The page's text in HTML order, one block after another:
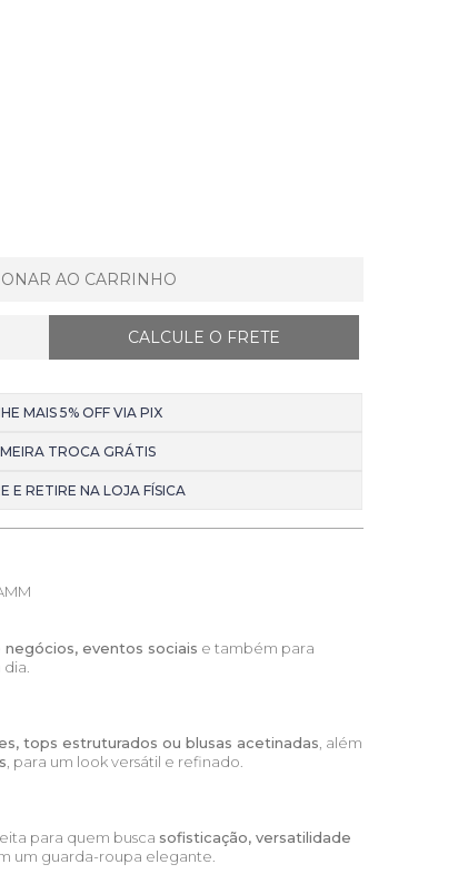
AO CARRINHO
MAIS 5% OFF VIA PIX
TROCA GRÁTIS
E RETIRE NA LOJA FÍSICA
eventos sociais e também para
dia.
tops estruturados ou blusas acetinadas, além
, para um look versátil e refinado.
para quem busca sofisticação, versatilidade
um guarda-roupa elegante.